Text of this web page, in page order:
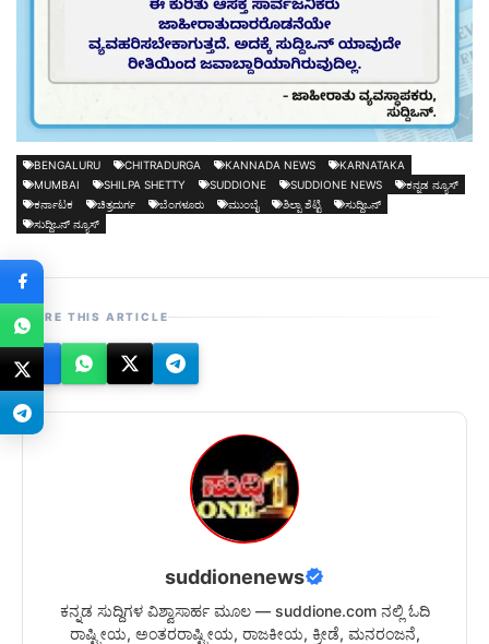
BENGALURU CHITRADURGA KANNADA NEWS
KARNATAKA
MUMBAI
SHILPA SHETTY SUDDIONE SUDDIONE NEWS
ಕನ್ನಡ ನ್ಯೂಸ್
ಕರ್ನಾಟಕ
ಚಿತ್ರದುರ್ಗ ಬೆಂಗಳೂರು ಮುಂಬೈ ಶಿಲ್ಪಾ ಶೆಟ್ಟಿ
ಸುದ್ದಿಒನ್
ಸುದ್ದಿಒನ್ ನ್ಯೂಸ್
SHARE THIS ARTICLE
suddionenews
ಕನ್ನಡ ಸುದ್ದಿಗಳ ವಿಶ್ವಾಸಾರ್ಹ ಮೂಲ — suddione.com ನಲ್ಲಿ ಓದಿ
ರಾಷ್ಟ್ರೀಯ, ಅಂತರರಾಷ್ಟ್ರೀಯ, ರಾಜಕೀಯ, ಕ್ರೀಡೆ, ಮನರಂಜನೆ,